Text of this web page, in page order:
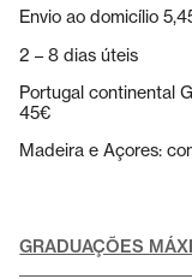
Envio ao domicílio
2 – 8 dias úteis
Portugal continental
45€
Madeira e Açores:
GRADUAÇÕES